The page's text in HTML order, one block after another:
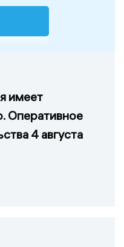
имеет
Оперативное
4 августа